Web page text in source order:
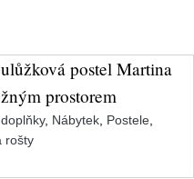
postel Martina
prostorem
, Nábytek Postele
rošty